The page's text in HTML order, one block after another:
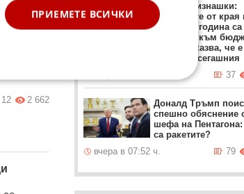
за
2 662
12
Проф. Близнашки:
Протестите от края
миналата година
насочени към
който се казва, че
добър от сегашния
37
Доналд Тръмп
спешно обяснение
шефа на
са ракетите?
вчера в 07:52 ч.
79
ПРИЕМЕТЕ ВСИЧКИ